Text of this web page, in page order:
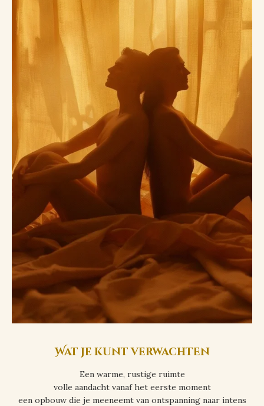
Wat je kunt verwachten
Een warme, rustige ruimte
volle aandacht vanaf het eerste moment
een opbouw die je meeneemt van ontspanning naar intens